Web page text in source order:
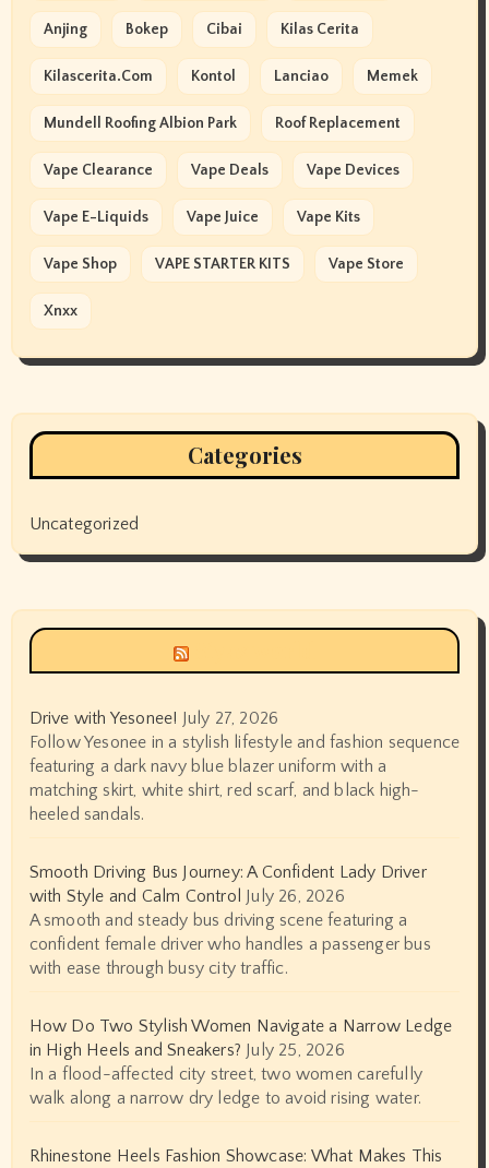
Anjing Bokep Cibai Kilas Cerita
Kilascerita.com Kontol Lanciao Memek
Mundell Roofing Albion Park Roof Replacement
Vape Clearance Vape Deals Vape Devices
Vape E-Liquids Vape Juice Vape Kits
Vape Shop VAPE STARTER KITS Vape Store
Xnxx
Categories
Uncategorized
Drive with Yesonee! July 27, 2026
Follow Yesonee in a stylish lifestyle and fashion sequence
featuring a dark navy blue blazer uniform with a
matching skirt, white shirt, red scarf, and black high-
heeled sandals.
Smooth Driving Bus Journey: A Confident Lady Driver
with Style and Calm Control July 26, 2026
A smooth and steady bus driving scene featuring a
confident female driver who handles a passenger bus
with ease through busy city traffic.
How Do Two Stylish Women Navigate a Narrow Ledge
in High Heels and Sneakers? July 25, 2026
In a flood-affected city street, two women carefully
walk along a narrow dry ledge to avoid rising water.
Rhinestone Heels Fashion Showcase: What Makes This